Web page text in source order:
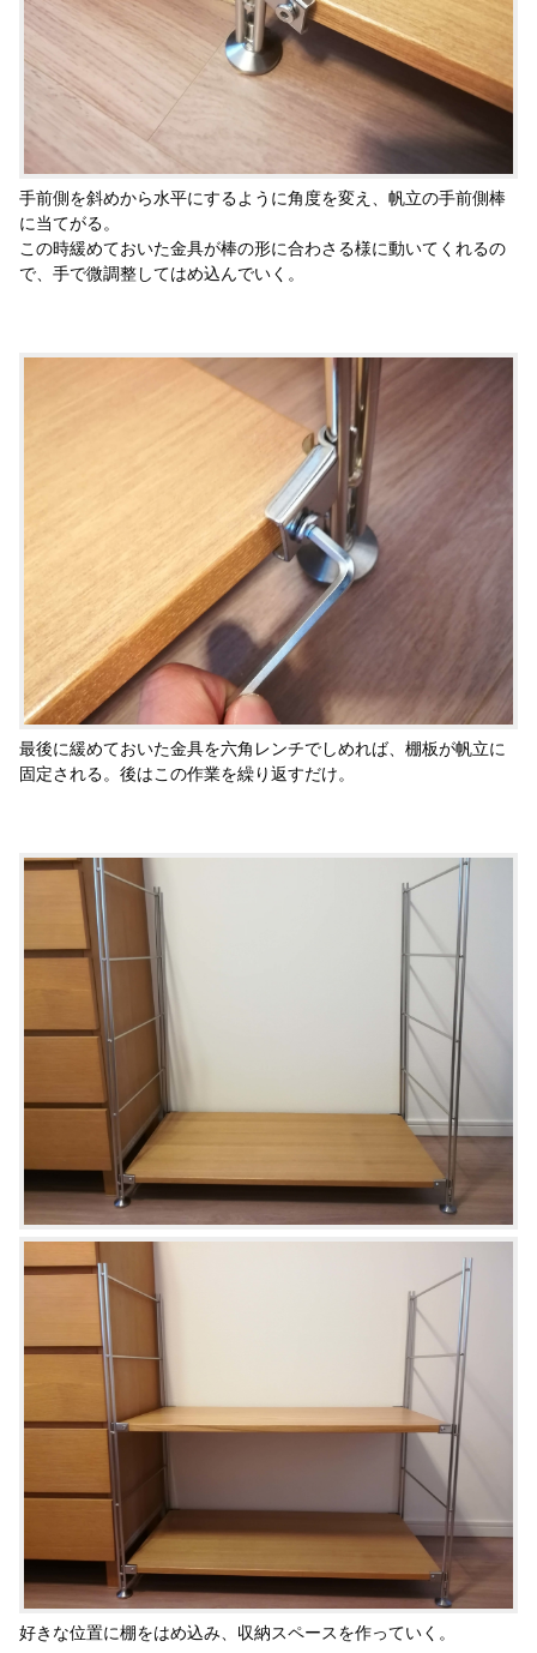
手前側を斜めから水平にするように角度を変え、帆立の手前側棒
に当てがる。
この時緩めておいた金具が棒の形に合わさる様に動いてくれるの
で、手で微調整してはめ込んでいく。
最後に緩めておいた金具を六角レンチでしめれば、棚板が帆立に
固定される。後はこの作業を繰り返すだけ。
好きな位置に棚をはめ込み、収納スペースを作っていく。